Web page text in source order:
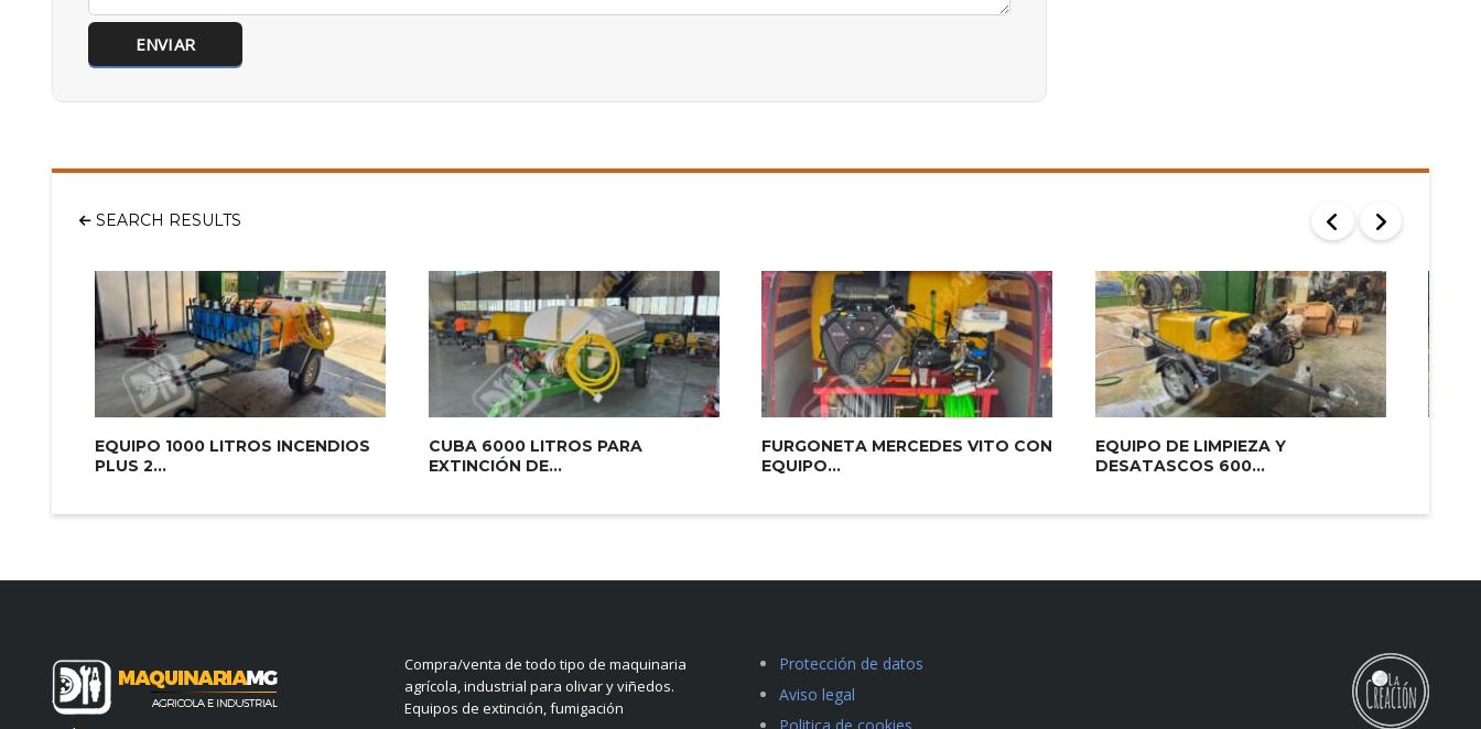
SEARCH RESULTS
EQUIPO 1000 LITROS INCENDIOS
PLUS 2...
CUBA 6000 LITROS PARA
EXTINCIÓN DE...
FURGONETA MERCEDES VITO CON
EQUIPO...
EQUIPO DE LIMPIEZA Y
DESATASCOS 600...
Compra/venta de todo tipo de maquinaria
agrícola, industrial para olivar y viñedos.
Equipos de extinción, fumigación
Protección de datos
Aviso legal